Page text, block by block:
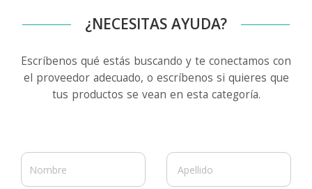
¿NECESITAS AYUDA?
Escríbenos qué estás buscando y te conectamos con
el proveedor adecuado, o escríbenos si quieres que
tus productos se vean en esta categoría.